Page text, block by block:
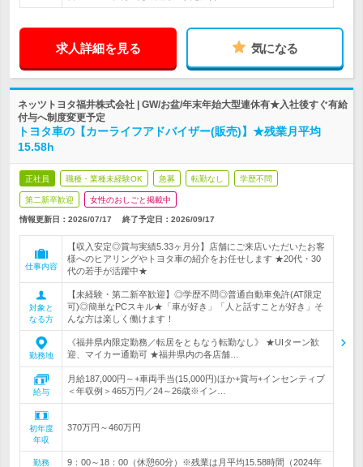
求人詳細を見る 気になる
ネッツトヨタ福井株式会社 | GW/お盆/年末年始大型連休有★入社後すぐ有給
付与へ制度変更予定
トヨタ車の【カーライフアドバイザー(販売)】★残業月平均
15.58h
正社員 職種・業種未経験OK 急募 転勤なし 学歴不問
第二新卒歓迎 女性のおしごと掲載中
情報更新日：2026/07/17 終了予定日： 2026/09/17
仕事内容
【収入安定◎賞与実績5.33ヶ月分】店舗にご来店いただいたお客
様へのヒアリングやトヨタ車の紹介をお任せします ★20代・30
代の若手が活躍中★
対象と
なる方
【未経験・第二新卒歓迎】◎学歴不問◎普通自動車免許(AT限定
可)◎簡単なPCスキル★「車が好き」「人と話すことが好き」そ
んな方は楽しく働けます！
勤務地
《福井県内限定勤務／転居をともなう転勤なし》 ★UIターン歓
迎、マイカー通勤可 ★福井県内の各店舗…
給与
月給187,000円～+車両手当(15,000円)ほか+賞与+インセンティブ
＜年収例＞465万円／24～26歳※イン…
初年度
年収
370万円～460万円
勤務
9：00～18：00（休憩60分）※残業は月平均15.58時間（2024年